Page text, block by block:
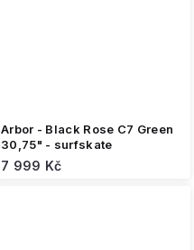
Arbor - Black Rose C7 Green
30,75" - surfskate
7 999 Kč